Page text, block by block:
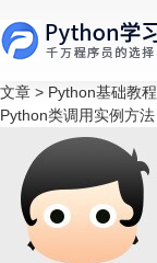
文章 > Python基础教程
Python类调用实例方法